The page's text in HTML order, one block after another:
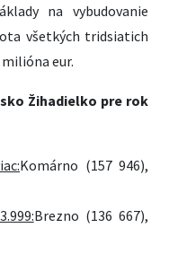
na vybudovanie
všetkých tridsiatich
eur.
Žihadielko pre rok
Komárno (157 946),
Brezno (136 667),